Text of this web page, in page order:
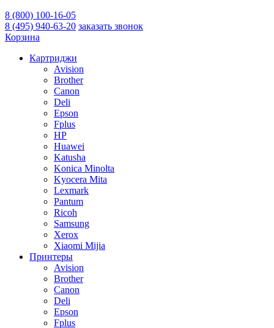
8 (800) 100-16-05
8 (495) 940-63-20 заказать звонок
Корзина
Картриджи
Avision
Brother
Canon
Deli
Epson
Fplus
HP
Huawei
Katusha
Konica Minolta
Kyocera Mita
Lexmark
Pantum
Ricoh
Samsung
Xerox
Xiaomi Mijia
Принтеры
Avision
Brother
Canon
Deli
Epson
Fplus